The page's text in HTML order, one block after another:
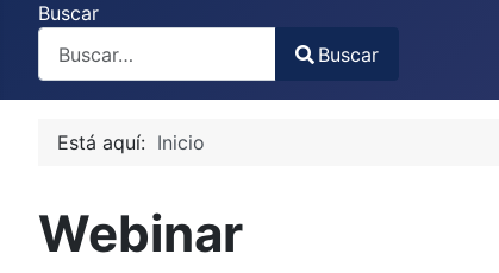
Buscar
Type 2 or more characters for results.
Buscar
Está aquí: Inicio
Webinar